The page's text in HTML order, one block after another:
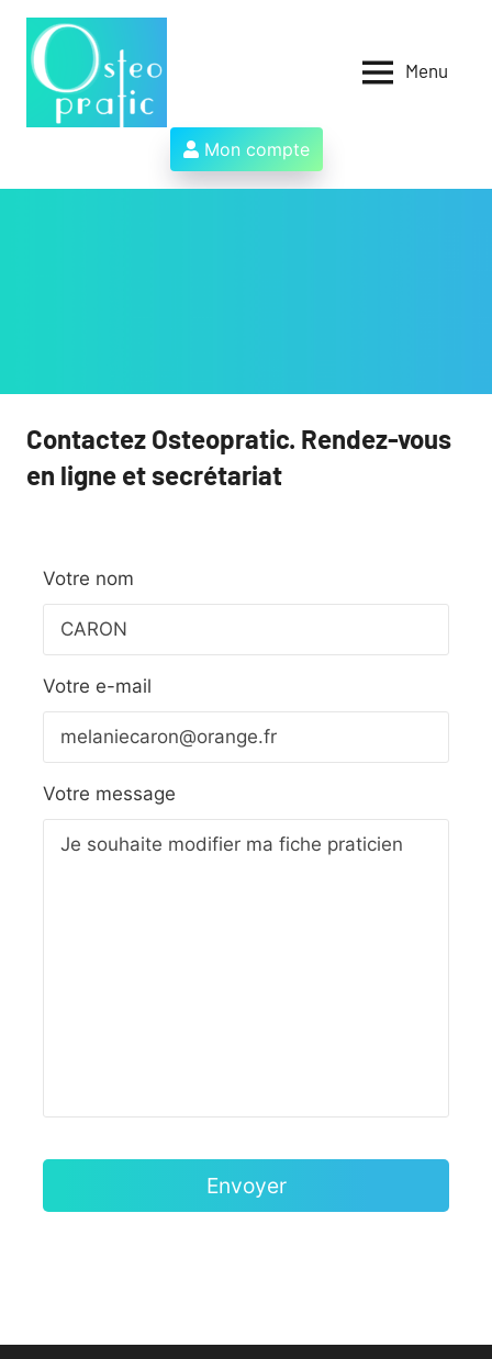
Aller
contenu
des
ostéopathes
et
Menu
Mon compte
Contactez Osteopratic. Rendez-vous
en ligne et secrétariat
Votre nom
Votre e-mail
Votre message